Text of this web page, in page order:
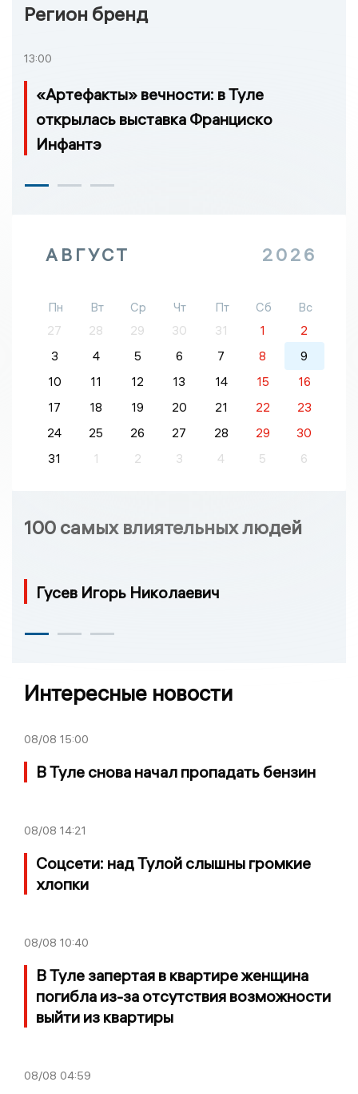
Регион бренд
13:00
«Артефакты» вечности: в Туле
открылась выставка Франциско
Инфантэ
АВГУСТ 2026
Пн Вт Ср Чт Пт Сб
Вс
27
28 29 30 31 1
2
3
4 5 6 7 8
9
10
11 12 13 14 15
16
17
18 19 20 21 22
23
24
25 26 27 28 29
30
31
1 2 3 4 5 6
100 самых влиятельных людей
Гусев Игорь Николаевич
Интересные новости
08/08 15:00
В Туле снова начал пропадать бензин
08/08 14:21
Соцсети: над Тулой слышны громкие
хлопки
08/08 10:40
В Туле запертая в квартире женщина
погибла из-за отсутствия возможности
выйти из квартиры
08/08 04:59